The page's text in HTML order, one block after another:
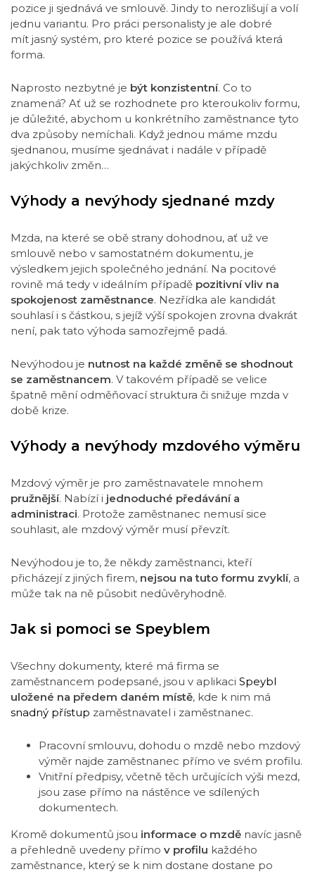
pozice ji sjednává ve smlouvě. Jindy to nerozlišují a volí
jednu variantu. Pro práci personalisty je ale dobré
mít jasný systém, pro které pozice se používá která
forma.
Naprosto nezbytné je být konzistentní. Co to
znamená? Ať už se rozhodnete pro kteroukoliv formu,
je důležité, abychom u konkrétního zaměstnance tyto
dva způsoby nemíchali. Když jednou máme mzdu
sjednanou, musíme sjednávat i nadále v případě
jakýchkoliv změn…
Výhody a nevýhody sjednané mzdy
Mzda, na které se obě strany dohodnou, ať už ve
smlouvě nebo v samostatném dokumentu, je
výsledkem jejich společného jednání. Na pocitové
rovině má tedy v ideálním případě pozitivní vliv na
spokojenost zaměstnance. Nezřídka ale kandidát
souhlasí i s částkou, s jejíž výší spokojen zrovna dvakrát
není, pak tato výhoda samozřejmě padá.
Nevýhodou je nutnost na každé změně se shodnout
se zaměstnancem. V takovém případě se velice
špatně mění odměňovací struktura či snižuje mzda v
době krize.
Výhody a nevýhody mzdového výměru
Mzdový výměr je pro zaměstnavatele mnohem
pružnější. Nabízí i jednoduché předávání a
administraci. Protože zaměstnanec nemusí sice
souhlasit, ale mzdový výměr musí převzít.
Nevýhodou je to, že někdy zaměstnanci, kteří
přicházejí z jiných firem, nejsou na tuto formu zvyklí, a
může tak na ně působit nedůvěryhodně.
Jak si pomoci se Speyblem
Všechny dokumenty, které má firma se
zaměstnancem podepsané, jsou v aplikaci Speybl
uložené na předem daném místě, kde k nim má
snadný přístup zaměstnavatel i zaměstnanec.
Pracovní smlouvu, dohodu o mzdě nebo mzdový
výměr najde zaměstnanec přímo ve svém profilu.
Vnitřní předpisy, včetně těch určujících výši mezd,
jsou zase přímo na nástěnce ve sdílených
dokumentech.
Kromě dokumentů jsou informace o mzdě navíc jasně
a přehledně uvedeny přímo v profilu každého
zaměstnance, který se k nim dostane dostane po